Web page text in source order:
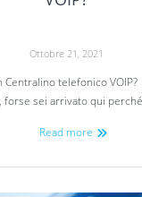
Ottobre 21, 2021
Centralino telefonico
sei arrivato qui
Read more